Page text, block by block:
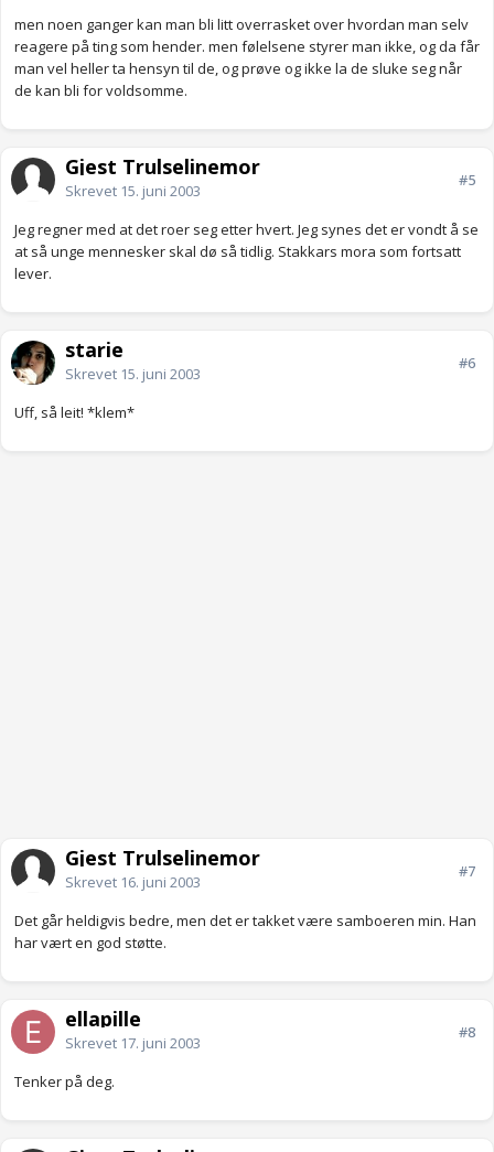
men noen ganger kan man bli litt overrasket over hvordan man selv
reagere på ting som hender. men følelsene styrer man ikke, og da får
man vel heller ta hensyn til de, og prøve og ikke la de sluke seg når
de kan bli for voldsomme.
Gjest Trulselinemor
Skrevet 15. juni 2003
#5
Jeg regner med at det roer seg etter hvert. Jeg synes det er vondt å se
at så unge mennesker skal dø så tidlig. Stakkars mora som fortsatt
lever.
starie
Skrevet 15. juni 2003
#6
Uff, så leit! *klem*
Gjest Trulselinemor
Skrevet 16. juni 2003
#7
Det går heldigvis bedre, men det er takket være samboeren min. Han
har vært en god støtte.
ellapille
Skrevet 17. juni 2003
#8
Tenker på deg.